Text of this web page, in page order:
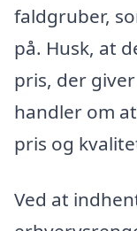
faldgruber,
på. Husk, at
pris, der
handler om
pris og
Ved at